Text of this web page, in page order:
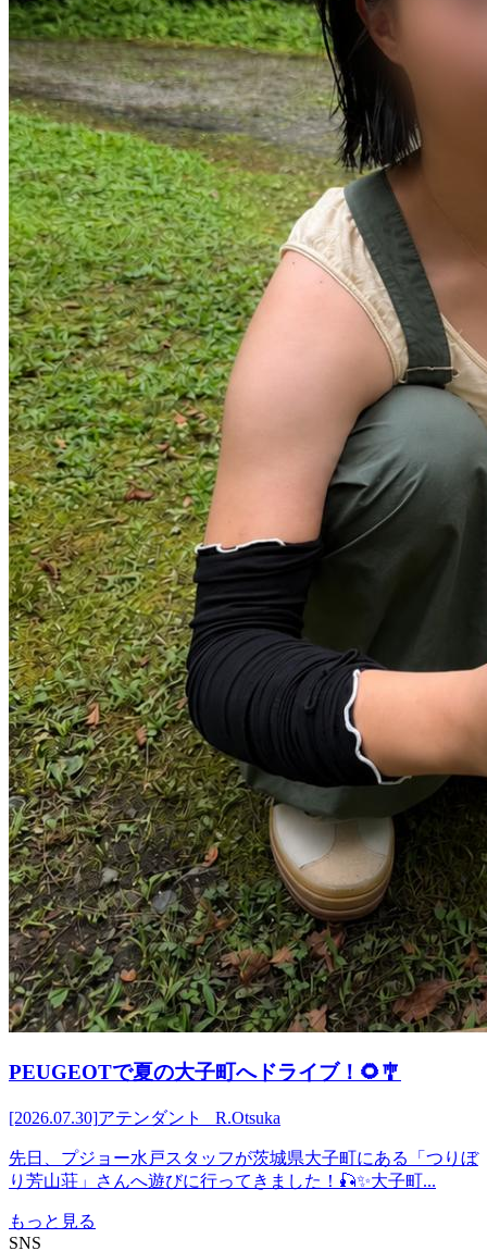
PEUGEOTで夏の大子町へドライブ！🌻🎐
[2026.07.30]アテンダント R.Otsuka
先日、プジョー水戸スタッフが茨城県大子町にある「つりぼ
り芳山荘」さんへ遊びに行ってきました！🎣✨大子町...
もっと見る
SNS